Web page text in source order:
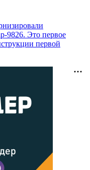
9826. Это первое
первой